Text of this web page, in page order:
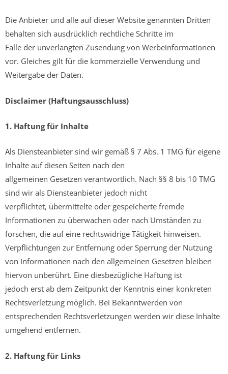
Die Anbieter und alle auf dieser Website genannten Dritten
behalten sich ausdrücklich rechtliche Schritte im
Falle der unverlangten Zusendung von Werbeinformationen
vor. Gleiches gilt für die kommerzielle Verwendung und
Weitergabe der Daten.
Disclaimer (Haftungsausschluss)
1. Haftung für Inhalte
Als Diensteanbieter sind wir gemäß § 7 Abs. 1 TMG für eigene
Inhalte auf diesen Seiten nach den
allgemeinen Gesetzen verantwortlich. Nach §§ 8 bis 10 TMG
sind wir als Diensteanbieter jedoch nicht
verpflichtet, übermittelte oder gespeicherte fremde
Informationen zu überwachen oder nach Umständen zu
forschen, die auf eine rechtswidrige Tätigkeit hinweisen.
Verpflichtungen zur Entfernung oder Sperrung der Nutzung
von Informationen nach den allgemeinen Gesetzen bleiben
hiervon unberührt. Eine diesbezügliche Haftung ist
jedoch erst ab dem Zeitpunkt der Kenntnis einer konkreten
Rechtsverletzung möglich. Bei Bekanntwerden von
entsprechenden Rechtsverletzungen werden wir diese Inhalte
umgehend entfernen.
2. Haftung für Links